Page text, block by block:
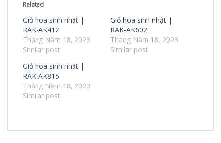
Related
Giỏ hoa sinh nhật |
RAK-AK412
Tháng Năm 18, 2023
Similar post
Giỏ hoa sinh nhật |
RAK-AK602
Tháng Năm 18, 2023
Similar post
Giỏ hoa sinh nhật |
RAK-AK815
Tháng Năm 18, 2023
Similar post